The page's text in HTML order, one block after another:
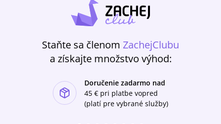
odborníků, kteří rozebírají různé situace, v
nichž se tyto ženy topí, nebo jim naopak
pomáhají. Zdůrazňují, že ať jsme či nejsme
platí, že se nesmíme nechat zavalit prací, občas
musíme vypnout, odpočinout si a věnovat čas
jen sobě.
Staňte sa členom ZachejClubu
a získajte množstvo výhod:
Doručenie zadarmo nad
45 € pri platbe vopred
(platí pre vybrané služby)